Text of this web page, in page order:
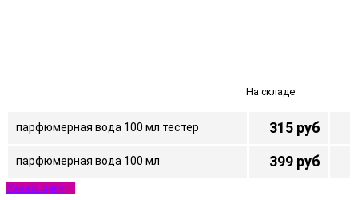
На складе
парфюмерная вода 100 мл тестер 315 руб
парфюмерная вода 100 мл 399 руб
Узнать цену